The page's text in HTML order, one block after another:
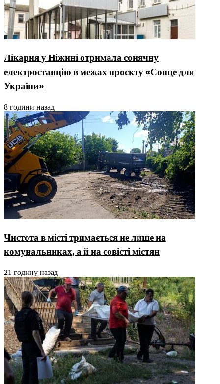
Лікарня у Ніжині отримала сонячну
електростанцію в межах проєкту «Сонце для
України»
8 години назад
Чистота в місті тримається не лише на
комунальниках, а й на совісті містян
21 годину назад